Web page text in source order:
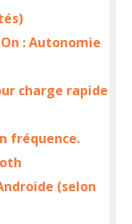
: Autonomie
charge rapide
fréquence.
(selon